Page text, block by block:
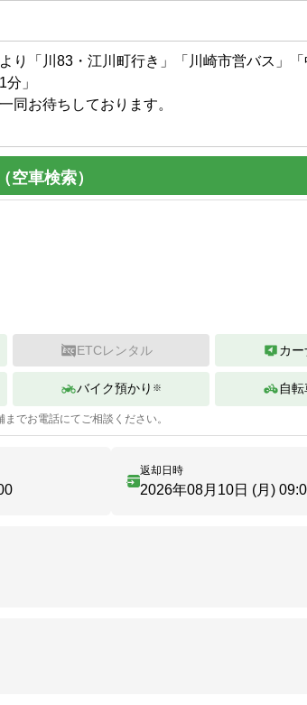
り「川83・江川町行き」「川崎市営バス」
」
同お待ちしております。
空車検索）
ETCレンタル カ
バイク預かり ※ 自
でお電話にてご相談ください。
返却日時
2026年08月10日 (月)